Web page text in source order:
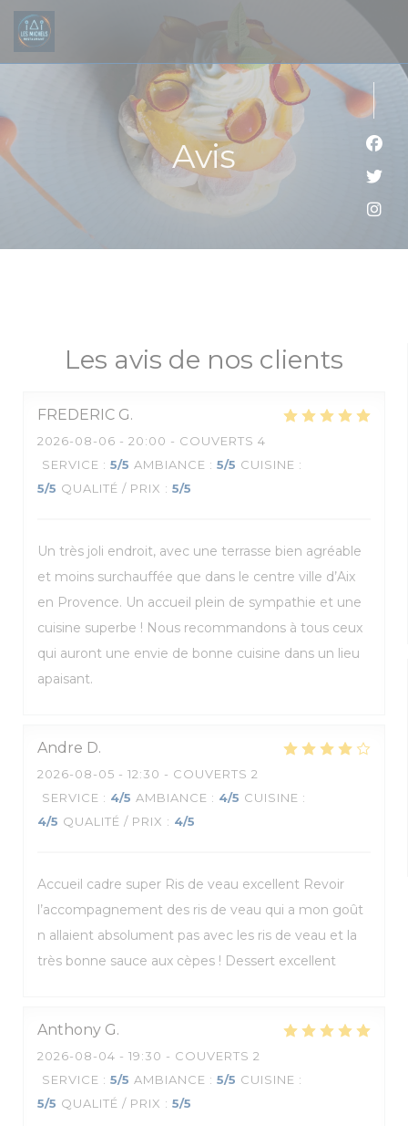
Personnalisation de vos choix en matière de cookies
Avis
Les avis de nos clients
FREDERIC G
2026-08-06 - 20:00 - COUVERTS 4
SERVICE : 5/5 AMBIANCE : 5/5 CUISINE :
5/5 QUALITÉ / PRIX : 5/5
Un très joli endroit, avec une terrasse bien agréable
et moins surchauffée que dans le centre ville d’Aix
en Provence. Un accueil plein de sympathie et une
cuisine superbe ! Nous recommandons à tous ceux
qui auront une envie de bonne cuisine dans un lieu
apaisant.
Andre D
2026-08-05 - 12:30 - COUVERTS 2
SERVICE : 4/5 AMBIANCE : 4/5 CUISINE :
4/5 QUALITÉ / PRIX : 4/5
Accueil cadre super Ris de veau excellent Revoir
l’accompagnement des ris de veau qui a mon goût
n allaient absolument pas avec les ris de veau et la
très bonne sauce aux cèpes ! Dessert excellent
Anthony G
2026-08-04 - 19:30 - COUVERTS 2
SERVICE : 5/5 AMBIANCE : 5/5 CUISINE :
5/5 QUALITÉ / PRIX : 5/5